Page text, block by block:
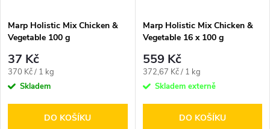
Marp Holistic Mix Chicken &
Vegetable 100 g
37 Kč
Měrná
cena:
370 Kč / 1 kg
Skladem
DO KOŠÍKU
Marp Holistic Mix Chicken &
Vegetable 16 x 100 g
559 Kč
Měrná
cena:
372,67 Kč / 1 kg
Skladem externě
DO KOŠÍKU